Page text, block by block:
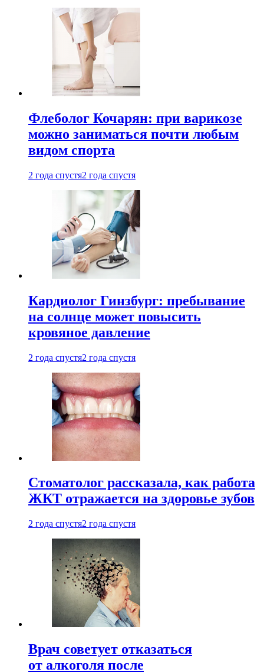
Флеболог Кочарян: при варикозе
можно заниматься почти любым
видом спорта
2 года спустя2 года спустя
Кардиолог Гинзбург: пребывание
на солнце может повысить
кровяное давление
2 года спустя2 года спустя
Стоматолог рассказала, как работа
ЖКТ отражается на здоровье зубов
2 года спустя2 года спустя
Врач советует отказаться
от алкоголя после